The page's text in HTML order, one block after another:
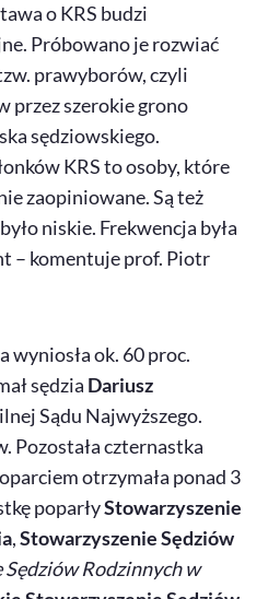
o KRS budzi
Próbowano je rozwiać
prawyborów, czyli
przez szerokie grono
sędziowskiego.
KRS to osoby, które
zaopiniowane. Są też
niskie. Frekwencja była
– komentuje prof. Piotr
wyniosła ok. 60 proc.
sędzia Dariusz
Sądu Najwyższego.
Pozostała czternastka
otrzymała ponad 3
poparłyStowarzyszenie
,Stowarzyszenie Sędziów
Rodzinnych w